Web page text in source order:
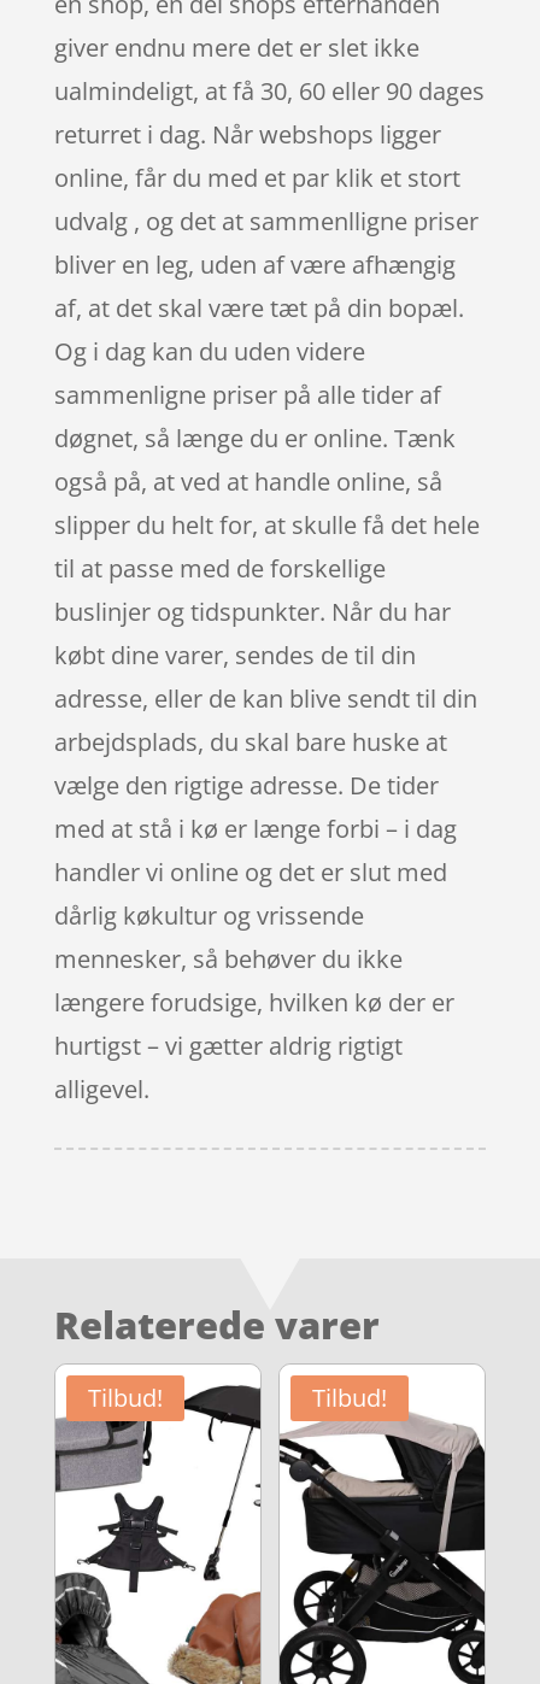
giver endnu mere det er slet ikke
ualmindeligt, at få 30, 60 eller 90 dages
returret i dag. Når webshops ligger
online, får du med et par klik et stort
udvalg , og det at sammenlligne priser
bliver en leg, uden af være afhængig
af, at det skal være tæt på din bopæl.
Og i dag kan du uden videre
sammenligne priser på alle tider af
døgnet, så længe du er online. Tænk
også på, at ved at handle online, så
slipper du helt for, at skulle få det hele
til at passe med de forskellige
buslinjer og tidspunkter. Når du har
købt dine varer, sendes de til din
adresse, eller de kan blive sendt til din
arbejdsplads, du skal bare huske at
vælge den rigtige adresse. De tider
med at stå i kø er længe forbi – i dag
handler vi online og det er slut med
dårlig køkultur og vrissende
mennesker, så behøver du ikke
længere forudsige, hvilken kø der er
hurtigst – vi gætter aldrig rigtigt
alligevel.
Relaterede varer
Tilbud! Tilbud!